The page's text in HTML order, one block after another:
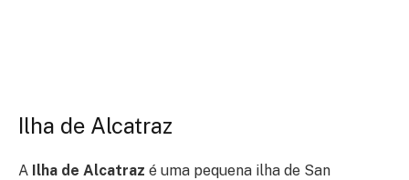
Ilha de Alcatraz
A Ilha de Alcatraz é uma pequena ilha de San